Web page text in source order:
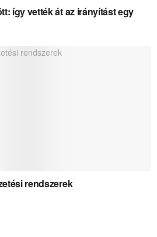
így vették át az irányítást egy
rendszerek